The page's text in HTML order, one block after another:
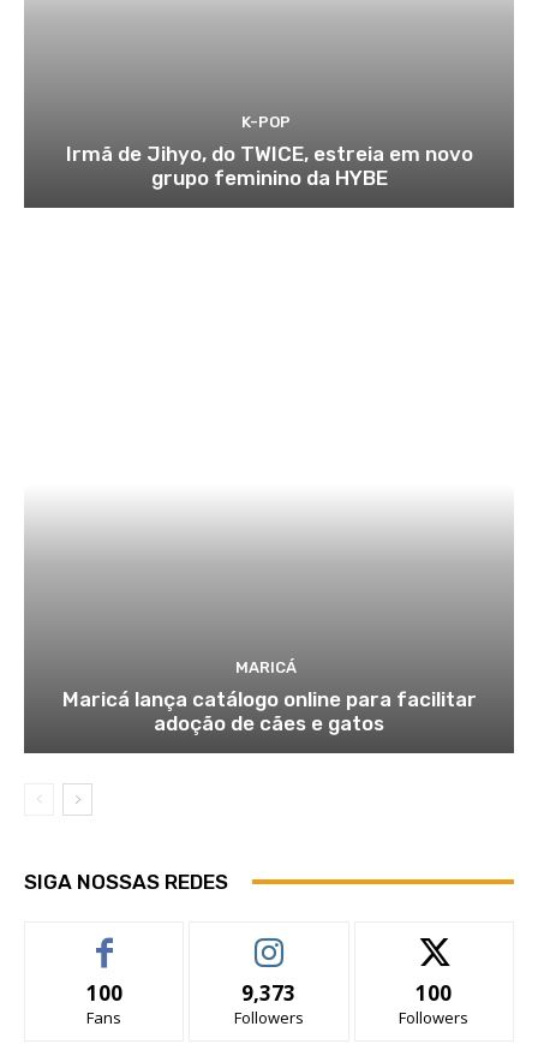
K-POP
Irmã de Jihyo, do TWICE, estreia em novo
grupo feminino da HYBE
MARICÁ
Maricá lança catálogo online para facilitar
adoção de cães e gatos
SIGA NOSSAS REDES
100
Fans
9,373
Followers
100
Followers